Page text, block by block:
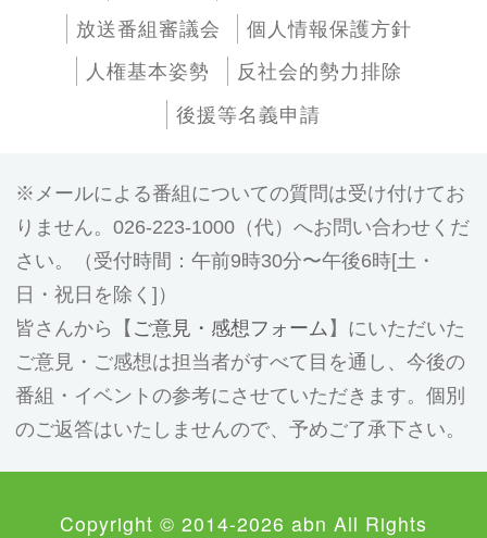
放送番組審議会
個人情報保護方針
人権基本姿勢
反社会的勢力排除
後援等名義申請
メールによる番組についての質問は受け付けてお
りません。026-223-1000（代）へお問い合わせくだ
さい。（受付時間：午前9時30分〜午後6時[土・
日・祝日を除く]）
皆さんから【 ご意見・感想フォーム 】にいただいた
ご意見・ご感想は担当者がすべて目を通し、今後の
番組・イベントの参考にさせていただきます。個別
のご返答はいたしませんので、予めご了承下さい。
Copyright © 2014-2026 abn All Rights